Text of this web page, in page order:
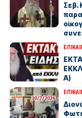
Σεβ.
Α)